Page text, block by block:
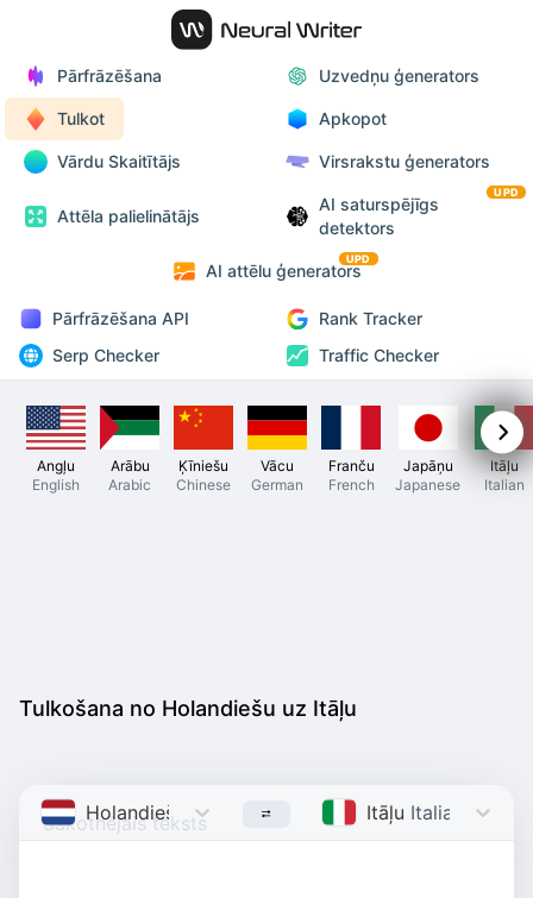
Pārfrāzēšana Uzvedņu ģenerators
Tulkot Apkopot
Vārdu Skaitītājs Virsrakstu ģenerators
Attēla palielinātājs
AI saturspējīgs
detektors
UPD
AI attēlu ģenerators
UPD
Pārfrāzēšana API
Rank Tracker
Serp Checker
Traffic Checker
Angļu
English
Arābu
Arabic
Ķīniešu
Chinese
Vācu
German
Franču
French
Japāņu
Japanese
Itāļu
Italian
Tulkošana no Holandiešu uz Itāļu
Holandiešu Dutch Itāļu Italian